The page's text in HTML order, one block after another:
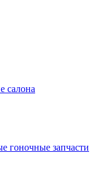
салона
гоночные запчасти